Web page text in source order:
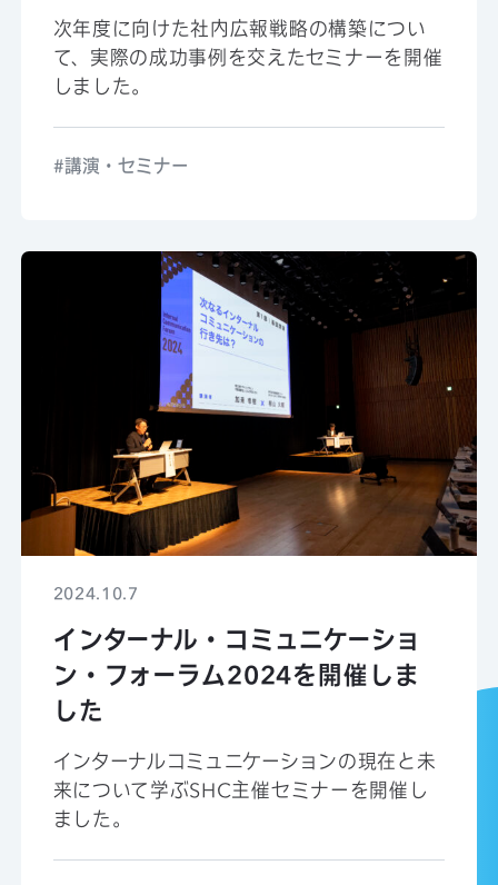
次年度に向けた社内広報戦略の構築につい
て、実際の成功事例を交えたセミナーを開催
しました。
講演・セミナー
2024.10.7
インターナル・コミュニケーショ
ン・フォーラム2024を開催しま
した
インターナルコミュニケーションの現在と未
来について学ぶSHC主催セミナーを開催し
ました。